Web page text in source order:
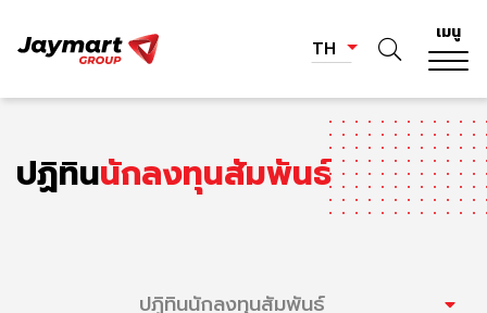
เมนู
TH
ปฏิทินนักลงทุนสัมพันธ์
ปฏิทินนักลงทุนสัมพันธ์